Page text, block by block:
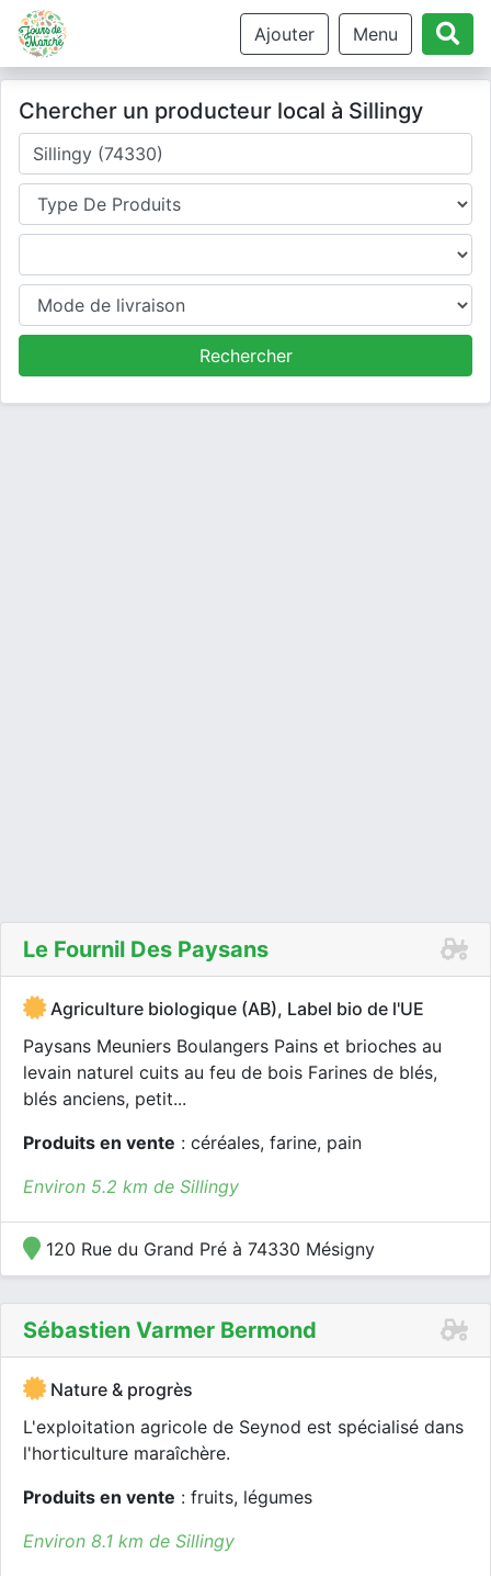
Ajouter Menu
Chercher un producteur local à Sillingy
Où cherchez-vous un producteur ?
Type de produits
Produits
Mode de livraison
Rechercher
Le Fournil Des Paysans
Agriculture biologique (AB), Label bio de l'UE
Paysans Meuniers Boulangers Pains et brioches au
levain naturel cuits au feu de bois Farines de blés,
blés anciens, petit...
Produits en vente : céréales, farine, pain
Environ 5.2 km de Sillingy
120 Rue du Grand Pré à 74330 Mésigny
Sébastien Varmer Bermond
Nature & progrès
L'exploitation agricole de Seynod est spécialisé dans
l'horticulture maraîchère.
Produits en vente : fruits, légumes
Environ 8.1 km de Sillingy